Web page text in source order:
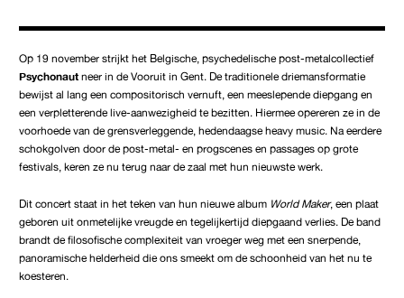
Op 19 november strijkt het Belgische, psychedelische post-metalcollectief
Psychonaut neer in de Vooruit in Gent. De traditionele driemansformatie
bewijst al lang een compositorisch vernuft, een meeslepende diepgang en
een verpletterende live-aanwezigheid te bezitten. Hiermee opereren ze in de
voorhoede van de grensverleggende, hedendaagse heavy music. Na eerdere
schokgolven door de post-metal- en progscenes en passages op grote
festivals, keren ze nu terug naar de zaal met hun nieuwste werk.
Dit concert staat in het teken van hun nieuwe album World Maker, een plaat
geboren uit onmetelijke vreugde en tegelijkertijd diepgaand verlies. De band
brandt de filosofische complexiteit van vroeger weg met een snerpende,
panoramische helderheid die ons smeekt om de schoonheid van het nu te
koesteren.